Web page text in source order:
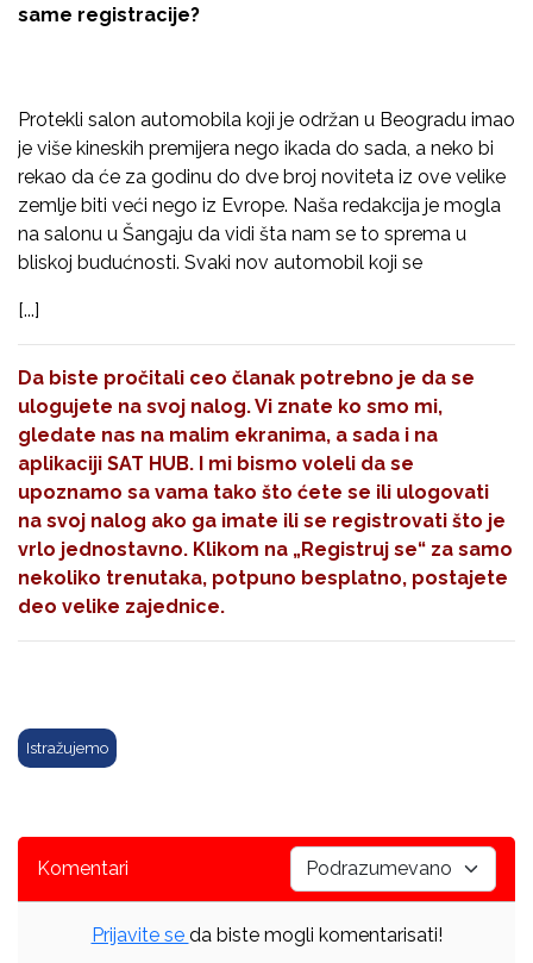
same registracije?
Protekli salon automobila koji je održan u Beogradu imao
je više kineskih premijera nego ikada do sada, a neko bi
rekao da će za godinu do dve broj noviteta iz ove velike
zemlje biti veći nego iz Evrope. Naša redakcija je mogla
na salonu u Šangaju da vidi šta nam se to sprema u
bliskoj budućnosti. Svaki nov automobil koji se
[...]
Da biste pročitali ceo članak potrebno je da se
ulogujete na svoj nalog. Vi znate ko smo mi,
gledate nas na malim ekranima, a sada i na
aplikaciji SAT HUB. I mi bismo voleli da se
upoznamo sa vama tako što ćete se ili ulogovati
na svoj nalog ako ga imate ili se registrovati što je
vrlo jednostavno. Klikom na „Registruj se“ za samo
nekoliko trenutaka, potpuno besplatno, postajete
deo velike zajednice.
Istražujemo
Komentari
Prijavite se da biste mogli komentarisati!